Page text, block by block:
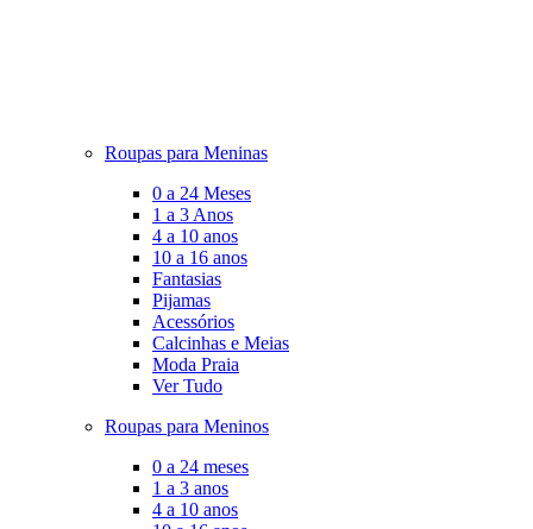
Roupas para Meninas
0 a 24 Meses
1 a 3 Anos
4 a 10 anos
10 a 16 anos
Fantasias
Pijamas
Acessórios
Calcinhas e Meias
Moda Praia
Ver Tudo
Roupas para Meninos
0 a 24 meses
1 a 3 anos
4 a 10 anos